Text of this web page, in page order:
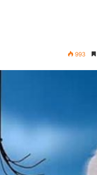
993